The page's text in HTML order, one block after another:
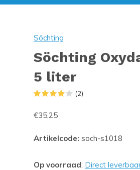
Söchting
Söchting
5 liter
(2)
€35,25
Artikelcode: soch-s1018
Op voorraad: Direct